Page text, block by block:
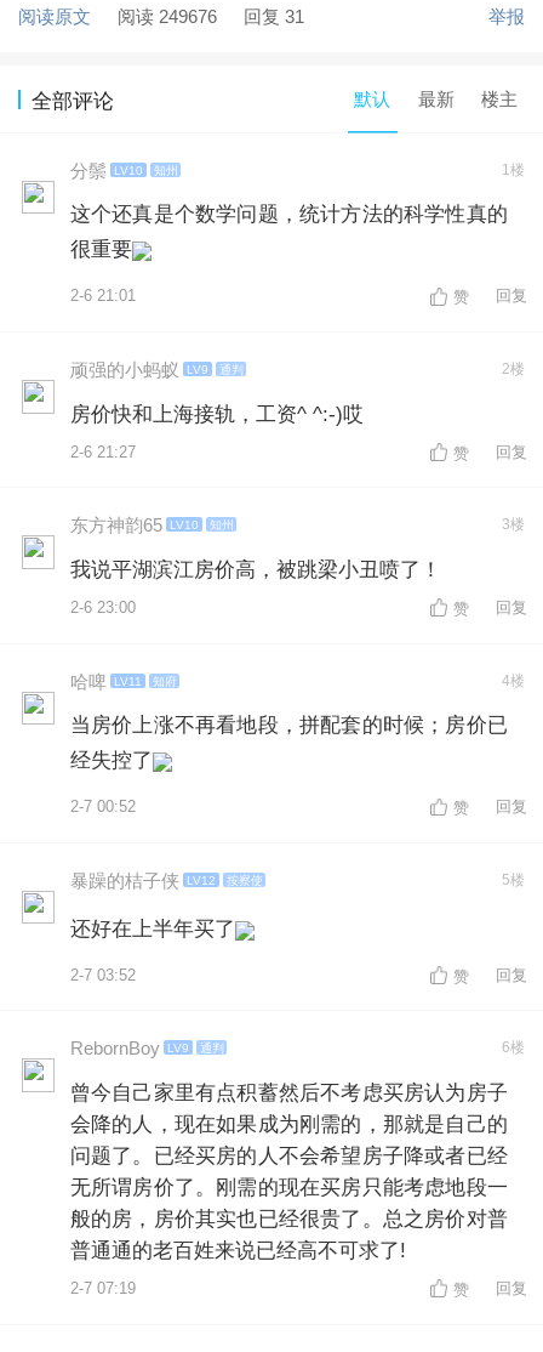
阅读原文 阅读 249676 回复 31 举报
全部评论 默认 最新 楼主
分鬃 LV10 知州 1楼
这个还真是个数学问题，统计方法的科学性真的
很重要
2-6 21:01 赞 回复
顽强的小蚂蚁 LV9 通判 2楼
房价快和上海接轨，工资^ ^:-)哎
2-6 21:27 赞 回复
东方神韵65 LV10 知州 3楼
我说平湖滨江房价高，被跳梁小丑喷了！
2-6 23:00 赞 回复
哈啤 LV11 知府 4楼
当房价上涨不再看地段，拼配套的时候；房价已
经失控了
2-7 00:52 赞 回复
暴躁的桔子侠 LV12 按察使 5楼
还好在上半年买了
2-7 03:52 赞 回复
RebornBoy LV9 通判 6楼
曾今自己家里有点积蓄然后不考虑买房认为房子
会降的人，现在如果成为刚需的，那就是自己的
问题了。已经买房的人不会希望房子降或者已经
无所谓房价了。刚需的现在买房只能考虑地段一
般的房，房价其实也已经很贵了。总之房价对普
普通通的老百姓来说已经高不可求了!
2-7 07:19 赞 回复